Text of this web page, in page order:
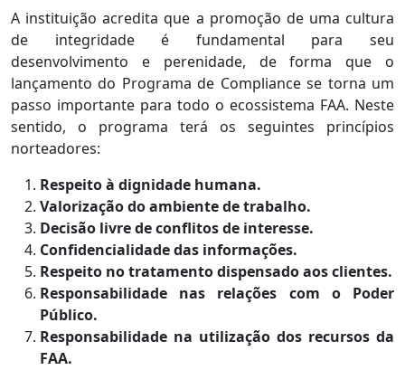
A instituição acredita que a promoção de uma cultura
de integridade é fundamental para seu
desenvolvimento e perenidade, de forma que o
lançamento do Programa de Compliance se torna um
passo importante para todo o ecossistema FAA. Neste
sentido, o programa terá os seguintes princípios
norteadores:
Respeito à dignidade humana.
Valorização do ambiente de trabalho.
Decisão livre de conflitos de interesse.
Confidencialidade das informações.
Respeito no tratamento dispensado aos clientes.
Responsabilidade nas relações com o Poder
Público.
Responsabilidade na utilização dos recursos da
FAA.